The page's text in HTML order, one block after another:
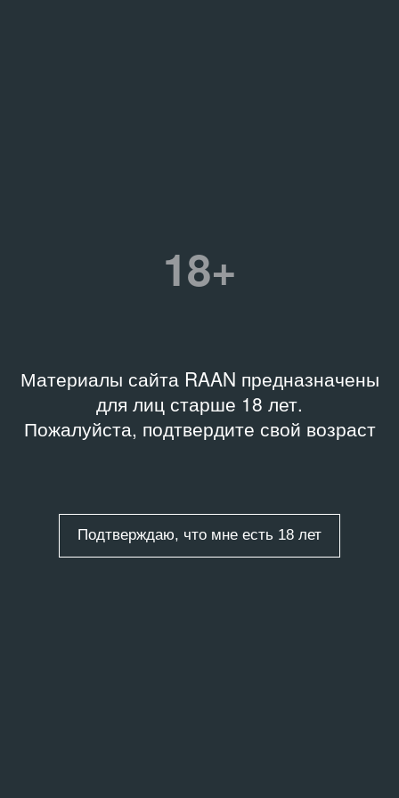
18+
Материалы сайта RAAN предназначены
для лиц старше 18 лет.
Пожалуйста, подтвердите свой возраст
Подтверждаю, что мне есть 18 лет